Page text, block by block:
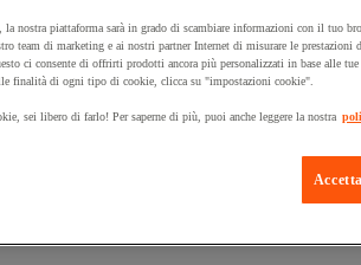
Manutan Expert
Prodotti in
nostra piattaforma sarà in grado di scambiare informazioni con il tuo
team di marketing e ai nostri partner Internet di misurare le prestazioni
ci consente di offrirti prodotti ancora più personalizzati in base alle tue
finalità di ogni tipo di cookie, clicca su "impostazioni cookie".
sei libero di farlo! Per saperne di più, puoi anche leggere la nostra